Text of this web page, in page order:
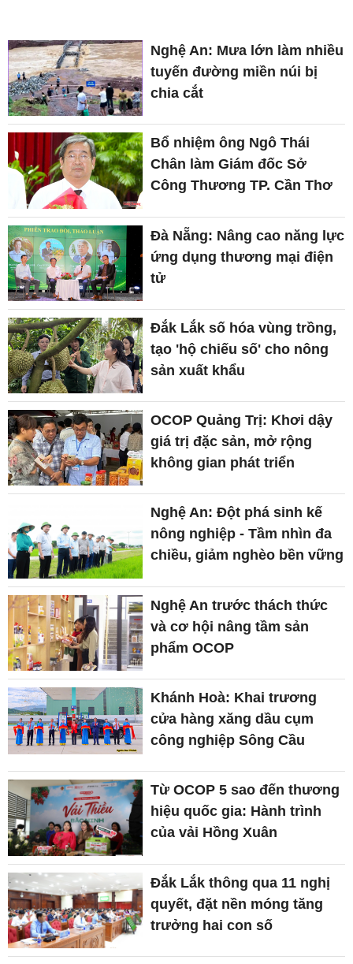
Nghệ An: Mưa lớn làm nhiều
tuyến đường miền núi bị
chia cắt
Bổ nhiệm ông Ngô Thái
Chân làm Giám đốc Sở
Công Thương TP. Cần Thơ
Đà Nẵng: Nâng cao năng lực
ứng dụng thương mại điện
tử
Đắk Lắk số hóa vùng trồng,
tạo 'hộ chiếu số' cho nông
sản xuất khẩu
OCOP Quảng Trị: Khơi dậy
giá trị đặc sản, mở rộng
không gian phát triển
Nghệ An: Đột phá sinh kế
nông nghiệp - Tầm nhìn đa
chiều, giảm nghèo bền vững
Nghệ An trước thách thức
và cơ hội nâng tầm sản
phẩm OCOP
Khánh Hoà: Khai trương
cửa hàng xăng dầu cụm
công nghiệp Sông Cầu
Từ OCOP 5 sao đến thương
hiệu quốc gia: Hành trình
của vải Hồng Xuân
Đắk Lắk thông qua 11 nghị
quyết, đặt nền móng tăng
trưởng hai con số